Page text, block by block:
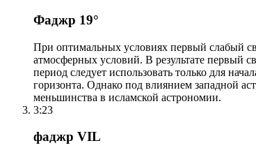
Фаджр 19°
При оптимальных условиях первый слабый
атмосферных условий. В результате первый
период следует использовать только для
горизонта. Однако под влиянием западной
меньшинства в исламской астрономии.
3:23
фаджр VIL